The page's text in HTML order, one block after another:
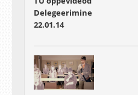
Delegeerimine
22.01.14